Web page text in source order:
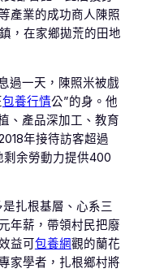
產業的成功商人陳照
，在家鄉拋荒的田地
過一天，陳照米被戲
包養行情公”的身。他
、產品深加工、教育
年接待訪客超過
剩余勞動力提供400
扎根基層、心系三
年薪，帶領村民把廢
益可 包養網觀的蘭花
家學者，扎根鄉村將